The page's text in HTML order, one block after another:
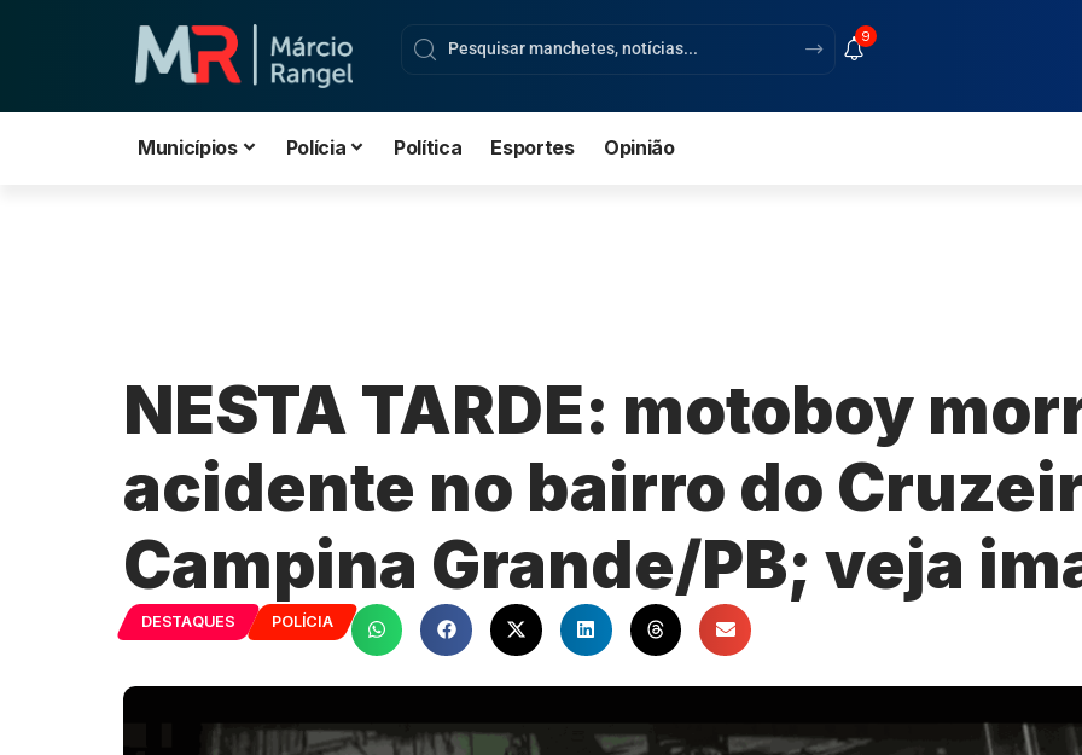
9
Municípios Polícia Política Esportes Opinião
NESTA TARDE: motoboy
acidente no bairro do
Campina Grande/PB; veja
DESTAQUES POLÍCIA